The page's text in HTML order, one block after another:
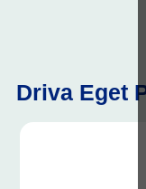
Driva Eget